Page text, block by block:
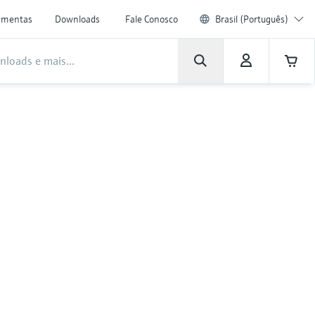
Downloads Fale Conosco Brasil (Português)